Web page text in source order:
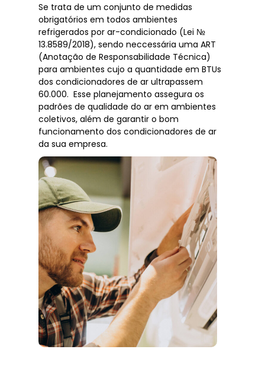
Se trata de um conjunto de medidas
obrigatórios em todos ambientes
refrigerados por ar-condicionado (Lei №
13.8589/2018), sendo neccessária uma ART
(Anotação de Responsabilidade Técnica)
para ambientes cujo a quantidade em BTUs
dos condicionadores de ar ultrapassem
60.000. Esse planejamento assegura os
padrões de qualidade do ar em ambientes
coletivos, além de garantir o bom
funcionamento dos condicionadores de ar
da sua empresa.